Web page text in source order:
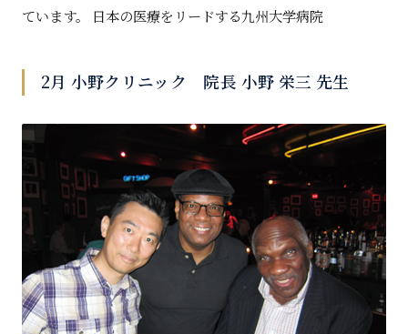
ています。 日本の医療をリードする九州大学病院
2月 小野クリニック 院長 小野 栄三 先生